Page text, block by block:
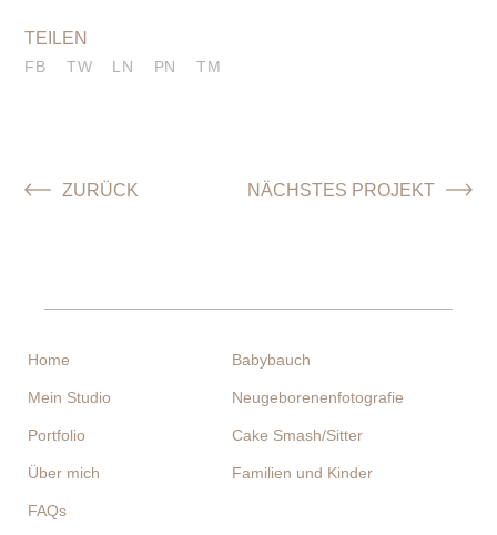
FB TW LN PN TM
Home
Mein Studio
Portfolio
Über mich
FAQs
Babybauch
Neugeborenenfotografie
Cake Smash/Sitter
Familien und Kinder